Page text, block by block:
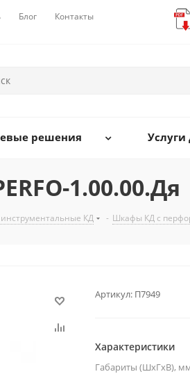
Блог Контакты
решения Услуги
1.00.00.Дя
КД - Шкафы КД с
Артикул: П7949
Характеристики
Габариты (ШxГxВ),